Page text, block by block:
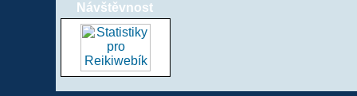
Návštěvnost